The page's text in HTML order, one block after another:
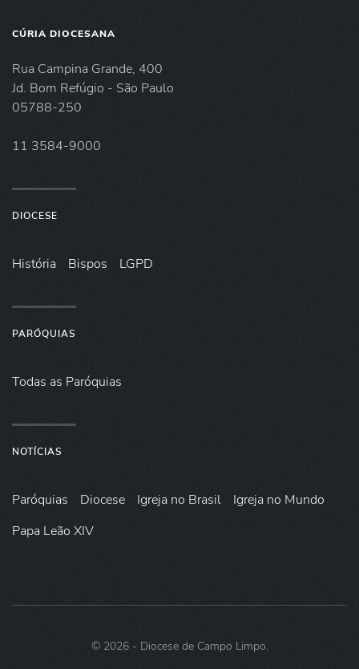
CÚRIA DIOCESANA
Rua Campina Grande, 400
Jd. Bom Refúgio - São Paulo
05788-250
11 3584-9000
DIOCESE
História Bispos LGPD
PARÓQUIAS
Todas as Paróquias
NOTÍCIAS
Paróquias Diocese Igreja no Brasil
Igreja no Mundo
Papa Leão XIV
© 2026- Diocese de Campo Limpo.